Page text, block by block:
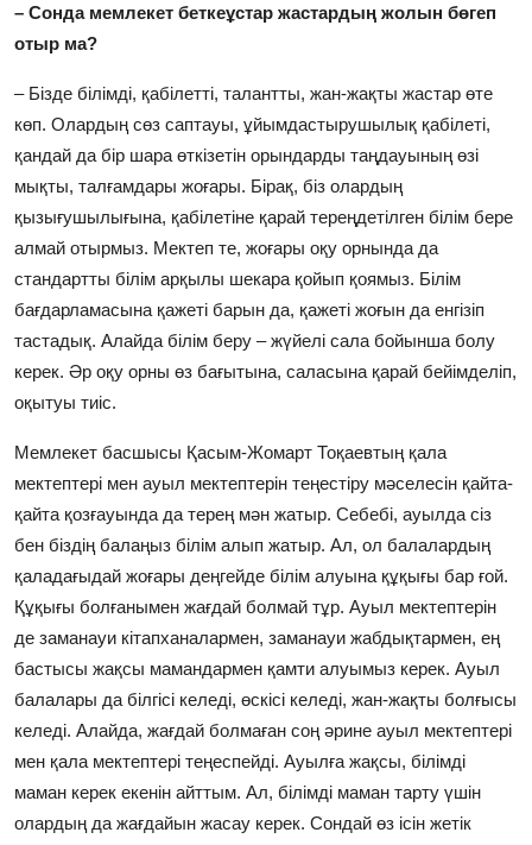
– Сонда мемлекет беткеұстар жастардың жолын бөгеп
отыр ма?
– Бізде білімді, қабілетті, талантты, жан-жақты жастар өте
көп. Олардың сөз саптауы, ұйымдастырушылық қабілеті,
қандай да бір шара өткізетін орындарды таңдауының өзі
мықты, талғамдары жоғары. Бірақ, біз олардың
қызығушылығына, қабілетіне қарай тереңдетілген білім бере
алмай отырмыз. Мектеп те, жоғары оқу орнында да
стандартты білім арқылы шекара қойып қоямыз. Білім
бағдарламасына қажеті барын да, қажеті жоғын да енгізіп
тастадық. Алайда білім беру – жүйелі сала бойынша болу
керек. Әр оқу орны өз бағытына, саласына қарай бейімделіп,
оқытуы тиіс.
Мемлекет басшысы Қасым-Жомарт Тоқаевтың қала
мектептері мен ауыл мектептерін теңестіру мәселесін қайта-
қайта қозғауында да терең мән жатыр. Себебі, ауылда сіз
бен біздің балаңыз білім алып жатыр. Ал, ол балалардың
қаладағыдай жоғары деңгейде білім алуына құқығы бар ғой.
Құқығы болғанымен жағдай болмай тұр. Ауыл мектептерін
де заманауи кітапханалармен, заманауи жабдықтармен, ең
бастысы жақсы мамандармен қамти алуымыз керек. Ауыл
балалары да білгісі келеді, өскісі келеді, жан-жақты болғысы
келеді. Алайда, жағдай болмаған соң әрине ауыл мектептері
мен қала мектептері теңеспейді. Ауылға жақсы, білімді
маман керек екенін айттым. Ал, білімді маман тарту үшін
олардың да жағдайын жасау керек. Сондай өз ісін жетік